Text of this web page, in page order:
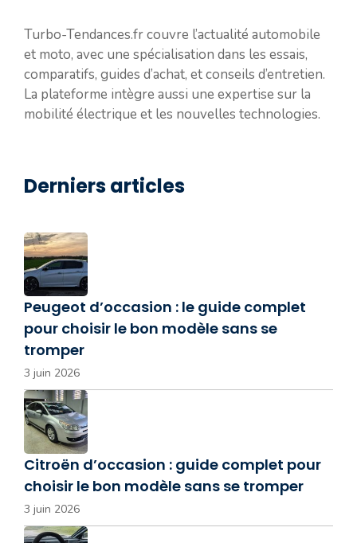
Turbo-Tendances.fr couvre l’actualité automobile
et moto, avec une spécialisation dans les essais,
comparatifs, guides d’achat, et conseils d’entretien.
La plateforme intègre aussi une expertise sur la
mobilité électrique et les nouvelles technologies.
Derniers articles
Peugeot d’occasion : le guide complet
pour choisir le bon modèle sans se
tromper
3 juin 2026
Citroën d’occasion : guide complet pour
choisir le bon modèle sans se tromper
3 juin 2026